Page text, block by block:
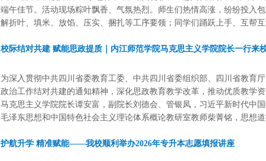
端午佳节。活动现场粽叶飘香、气氛热烈。师生们热情高涨，纷纷投入
解折叶、填米、放馅、压实、捆扎等工序要领；同学们踊跃上手、互帮
校际结对共建 赋能思政提质｜内江师范学院马克思主义学院院长一行来
为深入贯彻中共四川省委教育工委、中共四川省委组织部、四川省教育
政治工作结对共建的通知精神，深化思政教育教学改革，推动优质教学
马克思主义学院院长谭安富，副院长刘德会、管银凤，习近平新时代中
毛泽东思想和中国特色社会主义理论体系概论教研室教师柴菁铭，思想
护航升学 精准赋能——我校顺利举办2026年专升本志愿填报讲座